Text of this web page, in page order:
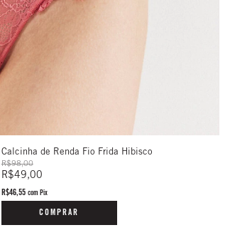
Calcinha de Renda Fio Frida Hibisco
R$98,00
R$49,00
R$46,55 com Pix
COMPRAR